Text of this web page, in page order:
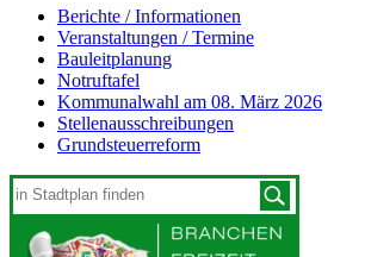
Berichte / Informationen
Veranstaltungen / Termine
Bauleitplanung
Notruftafel
Kommunalwahl am 08. März 2026
Stellenausschreibungen
Grundsteuerreform